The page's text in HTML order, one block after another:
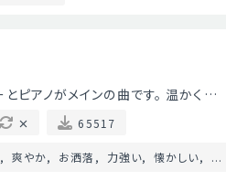
ピアノがメインの曲です。 温かく…
65517
爽やか お洒落 力強い 懐かしい ...